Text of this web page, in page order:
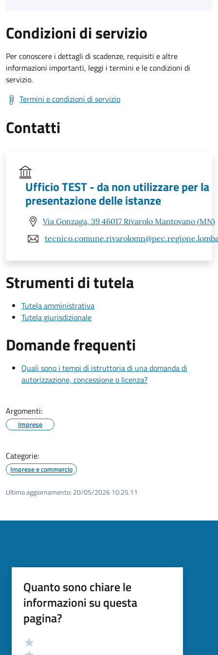
Condizioni di servizio
Per conoscere i dettagli di scadenze, requisiti e altre
informazioni importanti, leggi i termini e le condizioni di
servizio.
Termini e condizioni di servizio
Contatti
Ufficio TEST - da non utilizzare per la
presentazione delle istanze
Via Gonzaga, 39 46017 Rivarolo Mantovano (MN)
Strumenti di tutela
Tutela amministrativa
Tutela giurisdizionale
Domande frequenti
Quali sono i tempi di istruttoria di una domanda di
autorizzazione, concessione o licenza?
Argomenti:
Imprese
Categorie:
Imprese e commercio
Ultimo aggiornamento: 20/05/2026 10:25.11
Quanto sono chiare le
informazioni su questa
pagina?
Valutazione